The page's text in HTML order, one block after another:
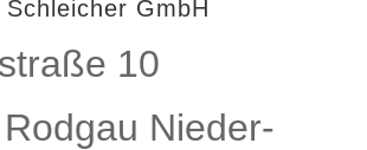
GmbH
10
Nieder-